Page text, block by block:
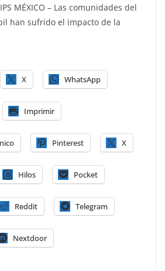
MÉXICO – Las comunidades del
han sufrido el impacto de la
X WhatsApp
Imprimir
Pinterest X
Hilos Pocket
Reddit Telegram
Nextdoor